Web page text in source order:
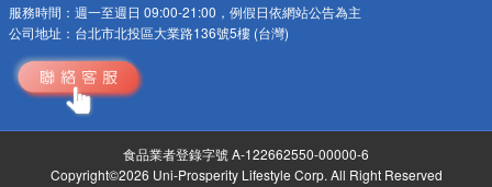
服務時間： 週一至週日 09:00-21:00，例假日依網站公告為主
公司地址： 台北市北投區大業路136號5樓 (台灣)
食品業者登錄字號 A-122662550-00000-6
Copyright©2026 Uni-Prosperity Lifestyle Corp. All Right Reserved